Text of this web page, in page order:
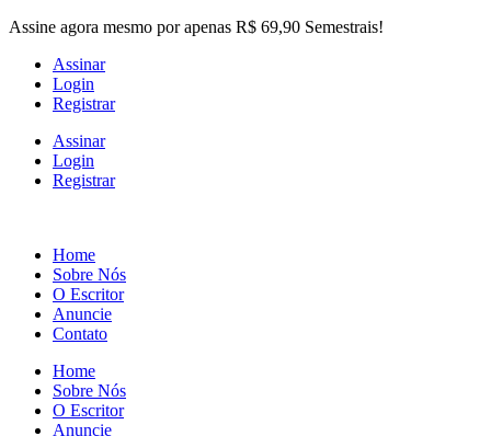
Skip
content
Assine agora mesmo por apenas R$ 69,90 Semestrais!
Assinar
Login
Registrar
Assinar
Login
Registrar
Home
Sobre Nós
O Escritor
Anuncie
Contato
Home
Sobre Nós
O Escritor
Anuncie